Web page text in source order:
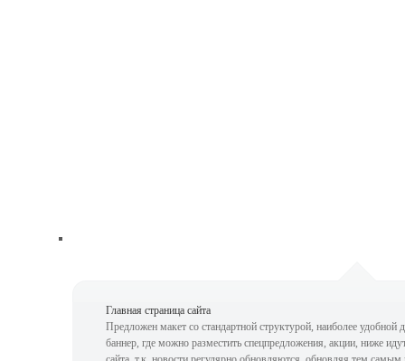
Главная страница сайта
Предложен макет со стандартной структурой, наиболее
баннер, где можно разместить спецпредложения, акции, ниже